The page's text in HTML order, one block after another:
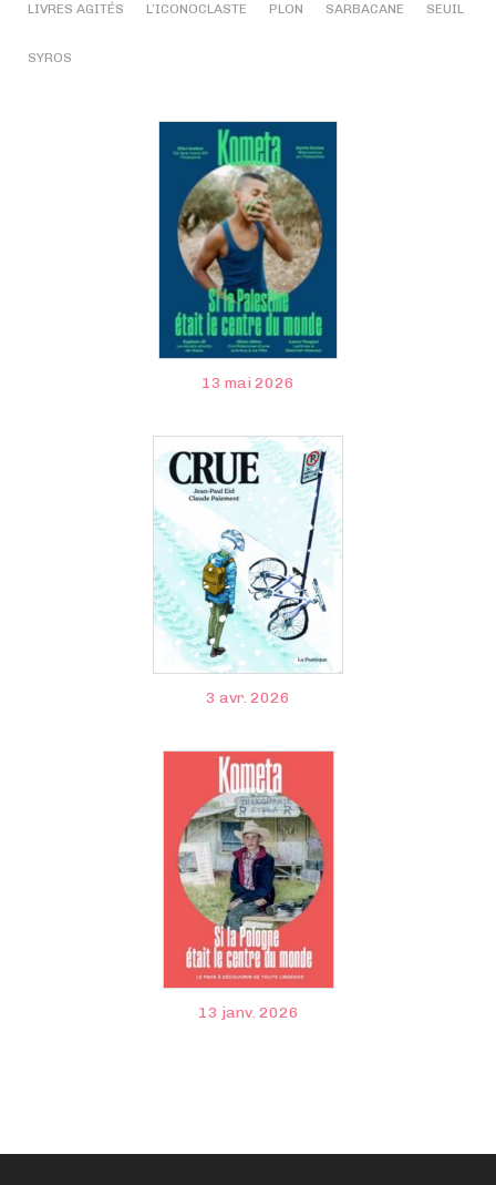
LIVRES AGITÉS L’ICONOCLASTE PLON SARBACANE SEUIL
SYROS
13 mai 2026
3 avr. 2026
13 janv. 2026